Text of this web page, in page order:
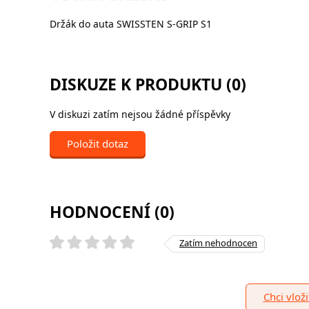
Držák do auta SWISSTEN S-GRIP S1
DISKUZE K PRODUKTU (0)
V diskuzi zatím nejsou žádné příspěvky
Položit dotaz
HODNOCENÍ (0)
Zatím nehodnocen
Chci